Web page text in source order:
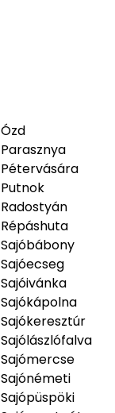
Ózd
Parasznya
Pétervására
Putnok
Radostyán
Répáshuta
Sajóbábony
Sajóecseg
Sajóivánka
Sajókápolna
Sajókeresztúr
Sajólászlófalva
Sajómercse
Sajónémeti
Sajópüspöki